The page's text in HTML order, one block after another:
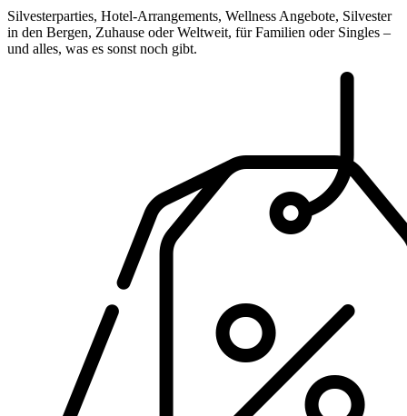
Silvesterparties, Hotel-Arrangements, Wellness Angebote, Silvester
in den Bergen, Zuhause oder Weltweit, für Familien oder Singles –
und alles, was es sonst noch gibt.